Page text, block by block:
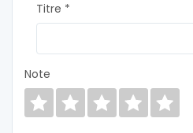
Titre *
Note